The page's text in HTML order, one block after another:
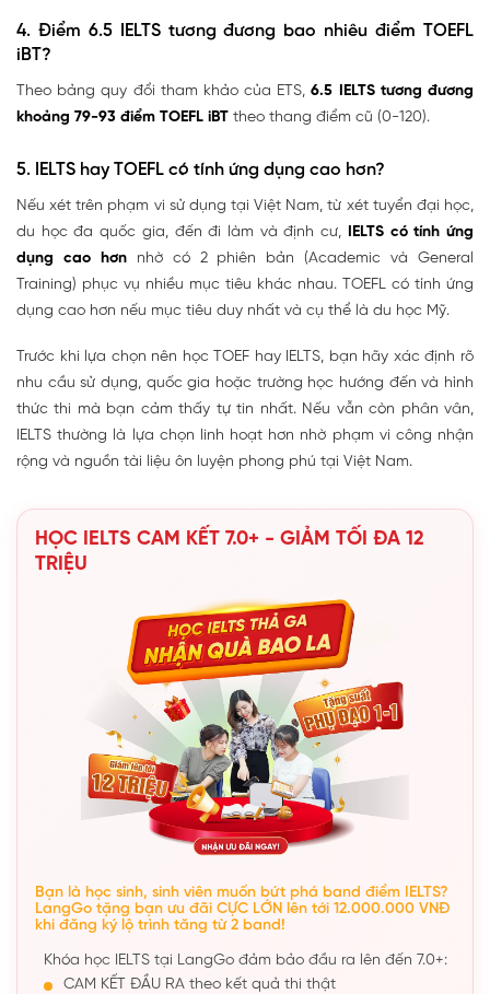
4. Điểm 6.5 IELTS tương đương bao nhiêu điểm TOEFL
iBT?
Theo bảng quy đổi tham khảo của ETS,6.5 IELTS tương đương
khoảng 79-93 điểm TOEFL iBT theo thang điểm cũ (0-120).
5. IELTS hay TOEFL có tính ứng dụng cao hơn?
Nếu xét trên phạm vi sử dụng tại Việt Nam, từ xét tuyển đại học,
du học đa quốc gia, đến đi làm và định cư, IELTS có tính ứng
dụng cao hơnnhờ có 2 phiên bản (Academic và General
Training) phục vụ nhiều mục tiêu khác nhau. TOEFL có tính ứng
dụng cao hơn nếu mục tiêu duy nhất và cụ thể là du học Mỹ.
Trước khi lựa chọn nên học TOEF hay IELTS, bạn hãy xác định rõ
nhu cầu sử dụng, quốc gia hoặc trường học hướng đến và hình
thức thi mà bạn cảm thấy tự tin nhất. Nếu vẫn còn phân vân,
IELTS thường là lựa chọn linh hoạt hơn nhờ phạm vi công nhận
rộng và nguồn tài liệu ôn luyện phong phú tại Việt Nam.
HỌC IELTS CAM KẾT 7.0+ - GIẢM TỐI ĐA 12
TRIỆU
Bạn là học sinh, sinh viên muốn bứt phá band điểm IELTS?
LangGo tặng bạn ưu đãi CỰC LỚN lên tới 12.000.000 VNĐ
khi đăng ký lộ trình tăng từ 2 band!
Khóa học IELTS tại LangGo đảm bảo đầu ra lên đến 7.0+:
CAM KẾT ĐẦU RA theo kết quả thi thật